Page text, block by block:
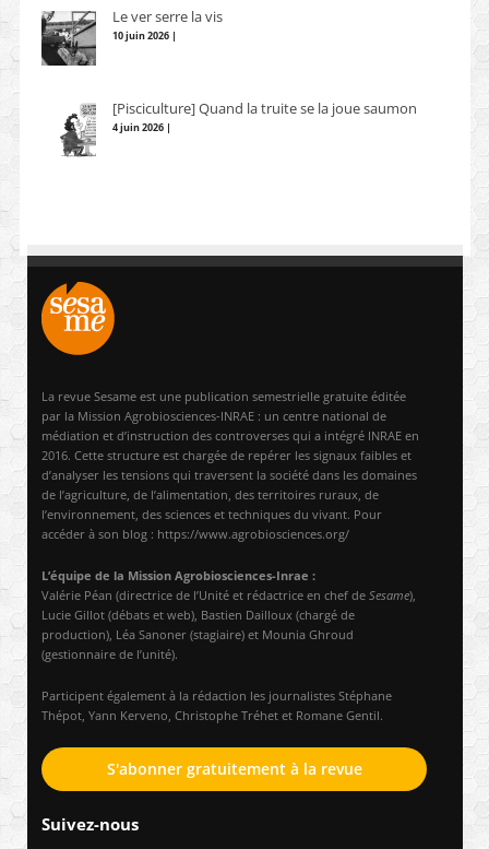
Le ver serre la vis
10 juin 2026 |
[Pisciculture] Quand la truite se la joue saumon
4 juin 2026 |
La revue Sesame est une publication semestrielle gratuite éditée
par la Mission Agrobiosciences-INRAE : un centre national de
médiation et d’instruction des controverses qui a intégré INRAE en
2016. Cette structure est chargée de repérer les signaux faibles et
d’analyser les tensions qui traversent la société dans les domaines
de l’agriculture, de l’alimentation, des territoires ruraux, de
l’environnement, des sciences et techniques du vivant. Pour
accéder à son blog : https://www.agrobiosciences.org/
L’équipe de la Mission Agrobiosciences-Inrae :
Valérie Péan (directrice de l’Unité et rédactrice en chef de Sesame),
Lucie Gillot (débats et web), Bastien Dailloux (chargé de
production), Léa Sanoner (stagiaire) et Mounia Ghroud
(gestionnaire de l’unité).
Participent également à la rédaction les journalistes Stéphane
Thépot, Yann Kerveno, Christophe Tréhet et Romane Gentil.
S'abonner gratuitement à la revue
Suivez-nous